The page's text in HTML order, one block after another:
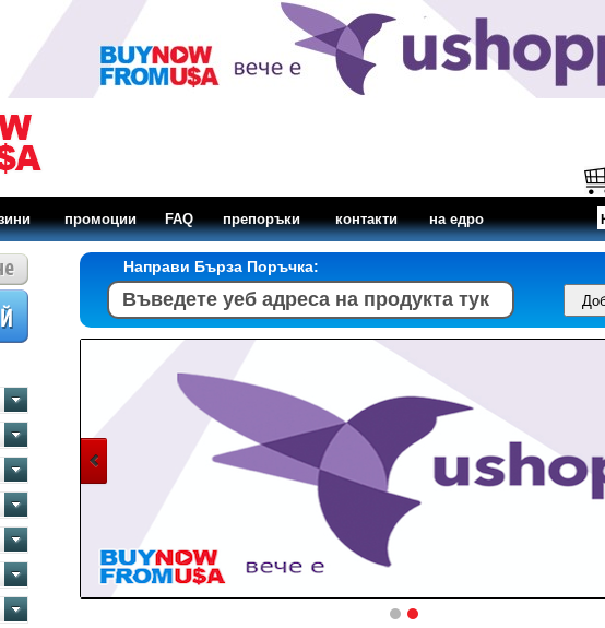
промоции FAQ препоръки контакти на едро
Направи Бърза Поръчка: